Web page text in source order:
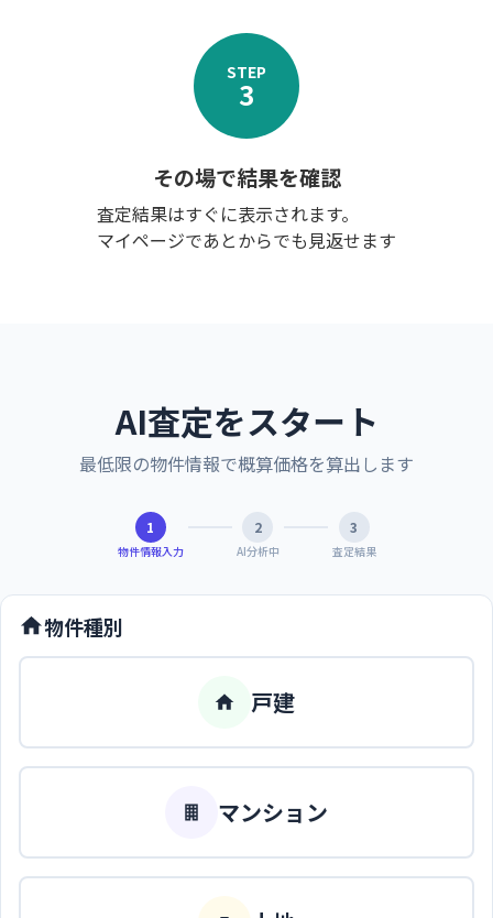
STEP
3
その場で結果を確認
査定結果はすぐに表示されます。
マイページであとからでも見返せます